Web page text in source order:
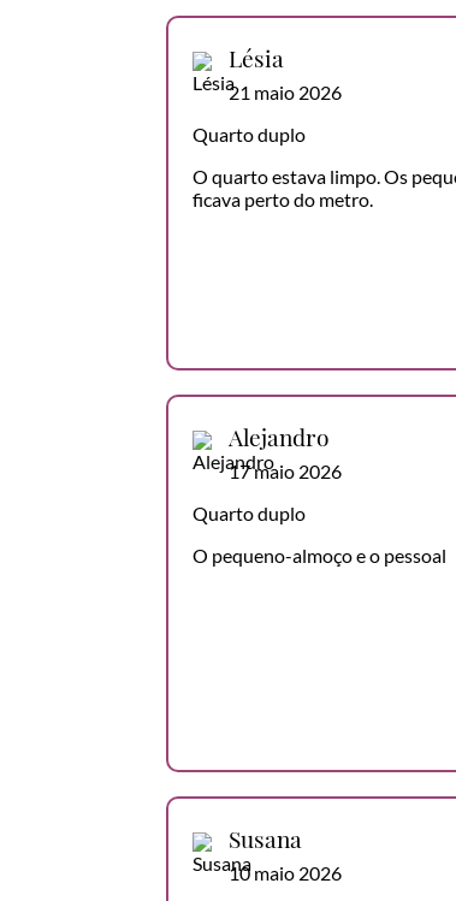
Lésia
21 maio 2026
Quarto duplo
O quarto estava limpo. Os
ficava perto do metro.
Alejandro
17 maio 2026
Quarto duplo
O pequeno-almoço e o pessoal
Susana
10 maio 2026